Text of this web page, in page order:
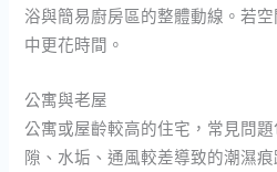
浴與簡易廚房區的整體動線。若
中更花時間。
公寓與老屋
公寓或屋齡較高的住宅，常見問
隙、水垢、通風較差導致的潮濕